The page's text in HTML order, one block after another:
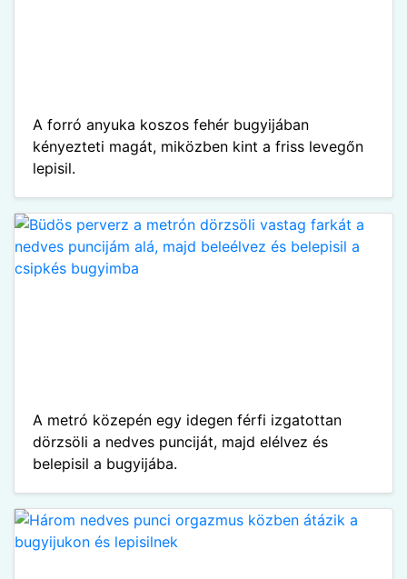
A forró anyuka koszos fehér bugyijában
kényezteti magát, miközben kint a friss levegőn
lepisil.
A metró közepén egy idegen férfi izgatottan
dörzsöli a nedves punciját, majd elélvez és
belepisil a bugyijába.